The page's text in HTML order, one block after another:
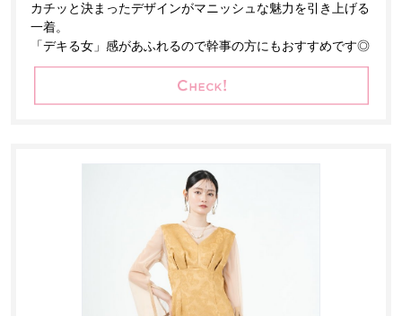
カチッと決まったデザインがマニッシュな魅力を引き上げる
一着。
「デキる女」感があふれるので幹事の方にもおすすめです◎